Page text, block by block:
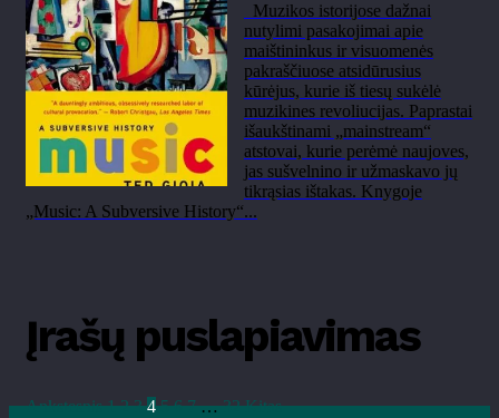
Muzikos istorijose dažnai
nutylimi pasakojimai apie
maištininkus ir visuomenės
pakraščiuose atsidūrusius
kūrėjus, kurie iš tiesų sukėlė
muzikines revoliucijas. Paprastai
išaukštinami „mainstream“
atstovai, kurie perėmė naujoves,
jas sušvelnino ir užmaskavo jų
tikrąsias ištakas. Knygoje
„Music: A Subversive History“...
Įrašų puslapiavimas
Ankstesnis 1 2 3 4 5 6 7 … 32 Kitas